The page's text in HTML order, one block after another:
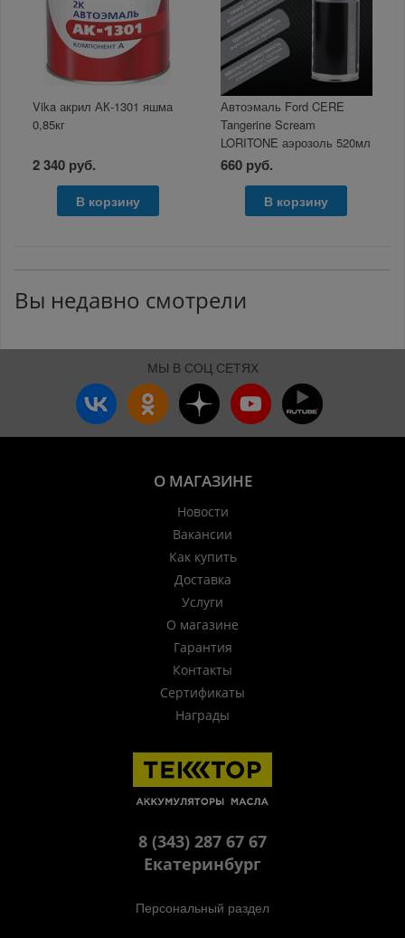
Vika акрил АК-1301 яшма
0,85кг
2 340 руб.
В корзину
Автоэмаль Ford CERE
Tangerine Scream
LORITONE аэрозоль 520мл
660 руб.
В корзину
Вы недавно смотрели
МЫ В СОЦ СЕТЯХ
О МАГАЗИНЕ
Новости
Вакансии
Как купить
Доставка
Услуги
О магазине
Гарантия
Контакты
Сертификаты
Награды
8 (343) 287 67 67
Екатеринбург
Персональный раздел